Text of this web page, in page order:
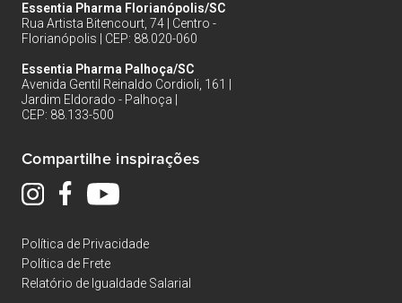
Essentia Pharma Florianópolis/SC
Rua Artista Bitencourt, 74 | Centro -
Florianópolis | CEP: 88.020-060
Essentia Pharma Palhoça/SC
Avenida Gentil Reinaldo Cordioli, 161 |
Jardim Eldorado - Palhoça |
CEP: 88.133-500
Compartilhe inspirações
Política de Privacidade
Política de Frete
Relatório de Igualdade Salarial